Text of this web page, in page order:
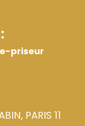
priseur
PARIS 11